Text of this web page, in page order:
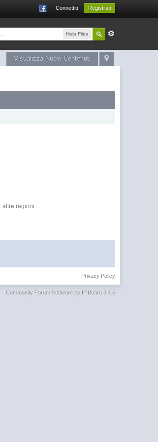
Connettiti Registrati
Help Files
Visualizza Nuovi Contenuti
altre ragioni.
Privacy Policy
Community Forum Software by IP.Board 3.4.5